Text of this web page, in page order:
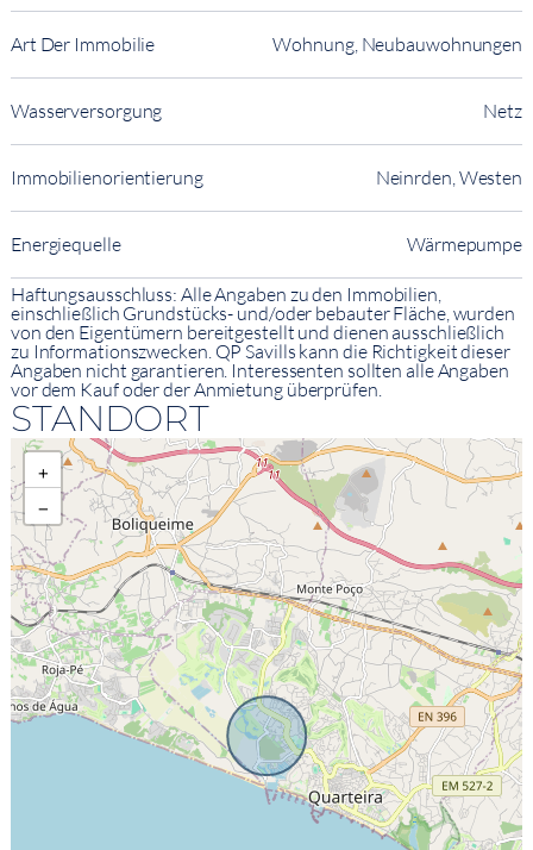
Art Der Immobilie Wohnung, Neubauwohnungen
Wasserversorgung Netz
Immobilienorientierung Neinrden, Westen
Energiequelle Wärmepumpe
Haftungsausschluss: Alle Angaben zu den Immobilien,
einschließlich Grundstücks- und/oder bebauter Fläche, wurden
von den Eigentümern bereitgestellt und dienen ausschließlich
zu Informationszwecken. QP Savills kann die Richtigkeit dieser
Angaben nicht garantieren. Interessenten sollten alle Angaben
vor dem Kauf oder der Anmietung überprüfen.
STANDORT
+
−